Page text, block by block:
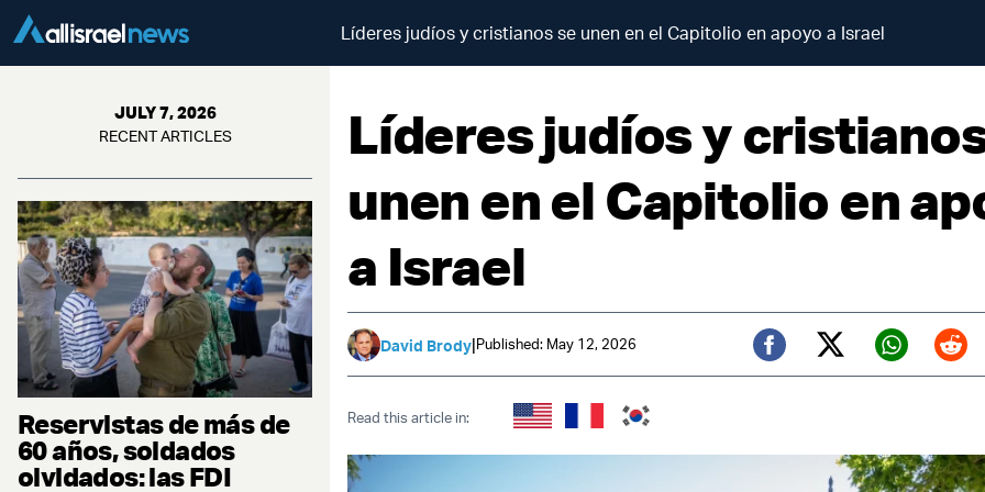
Líderes judíos y cristianos se unen en el Capitolio en apoyo a Israel
JULY 7, 2026
RECENT ARTICLES
Reservistas de más de
60 años, soldados
olvidados: las FDI
Líderes judíos y
unen en el Capitolio en
a Israel
David Brody|Published: May 12, 2026
Facebook
Twitter (X)
Read this article in: